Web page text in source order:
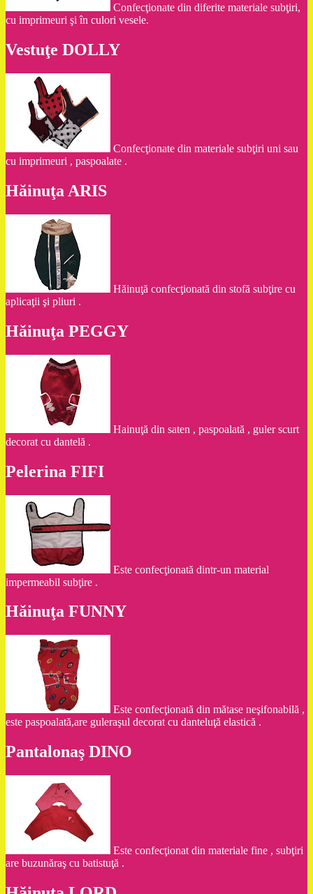
Confecţionate din diferite materiale subţiri,
cu imprimeuri şi în culori vesele.
Vestuţe DOLLY
Confecţionate din materiale subţiri uni sau
cu imprimeuri , paspoalate .
Hăinuţa ARIS
Hăinuţă confecţionată din stofă subţire cu
aplicaţii şi pliuri .
Hăinuţa PEGGY
Hainuţă din saten , paspoalată , guler scurt
decorat cu dantelă .
Pelerina FIFI
Este confecţionată dintr-un material
impermeabil subţire .
Hăinuţa FUNNY
Este confecţionată din mătase neşifonabilă ,
este paspoalată,are guleraşul decorat cu danteluţă elastică .
Pantalonaş DINO
Este confecţionat din materiale fine , subţiri
are buzunăraş cu batistuţă .